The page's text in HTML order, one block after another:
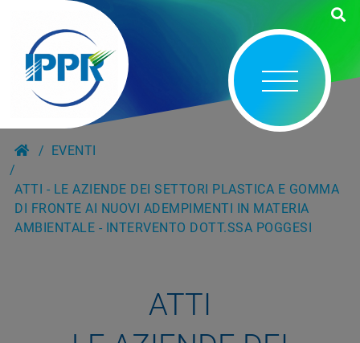
EVENTI
ATTI - LE AZIENDE DEI SETTORI PLASTICA E GOMMA
DI FRONTE AI NUOVI ADEMPIMENTI IN MATERIA
AMBIENTALE - INTERVENTO DOTT.SSA POGGESI
ATTI